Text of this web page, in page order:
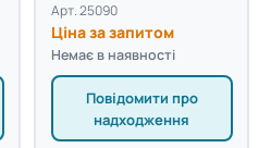
Арт. 25090
Ціна за запитом
Немає в наявності
Повідомити про
надходження